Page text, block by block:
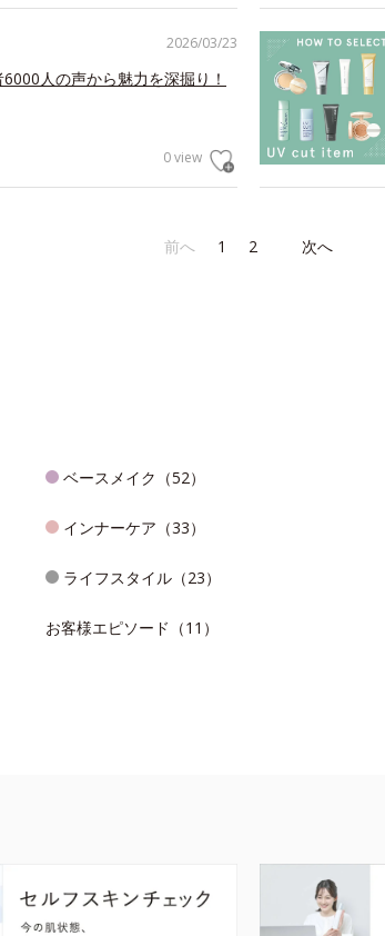
2026/03/23
人の声から魅力を深掘り！
0 view
前へ 1 2 次へ
ベースメイク（52）
インナーケア（33）
ライフスタイル（23）
お客様エピソード（11）